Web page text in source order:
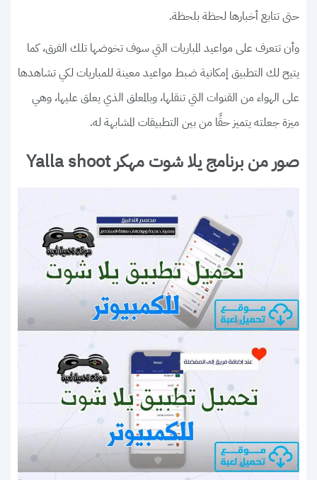
حتى تتابع أخبارها لحظة بلحظة.
وأن تتعرف على مواعيد المباريات التي سوف تخوضها تلك الفرق، كما
يتيح لك التطبيق إمكانية ضبط مواعيد معينة للمباريات لكي تشاهدها
على الهواء من القنوات التي تنقلها، وبالمعلق الذي يعلق عليها، وهي
ميزة جعلته يتميز حقًا من بين التطبيقات المشابهة له.
صور من برنامج يلا شوت مهكر Yalla shoot